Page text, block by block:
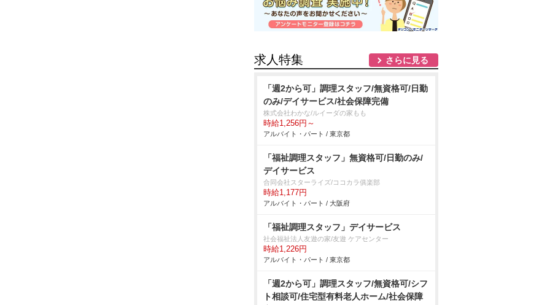
求人特集 さらに見る
「週2から可」調理スタッフ/無資格可/日勤
のみ/デイサービス/社会保障完備
株式会社わかな/ルイーダの家もも
時給1,256円～
アルバイト・パート / 東京都
「福祉調理スタッフ」無資格可/日勤のみ/
デイサービス
合同会社スターライズ/ココカラ俱楽部
時給1,177円
アルバイト・パート / 大阪府
「福祉調理スタッフ」デイサービス
社会福祉法人友遊の家/友遊 ケアセンター
時給1,226円
アルバイト・パート / 東京都
「週2から可」調理スタッフ/無資格可/シフ
ト相談可/住宅型有料老人ホーム/社会保障